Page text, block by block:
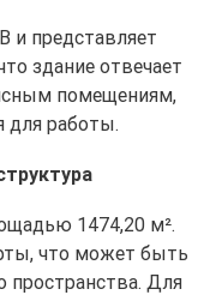
и представляет
здание отвечает
помещениям,
для работы.
1474,20 м².
что может быть
пространства. Для